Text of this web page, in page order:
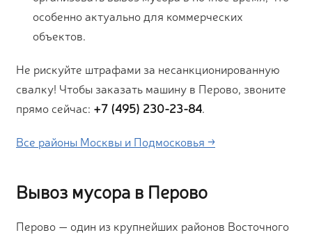
особенно актуально для коммерческих
объектов.
Не рискуйте штрафами за несанкционированную
свалку! Чтобы заказать машину в Перово, звоните
прямо сейчас: +7 (495) 230-23-84.
Все районы Москвы и Подмосковья →
Вывоз мусора в Перово
Перово — один из крупнейших районов Восточного